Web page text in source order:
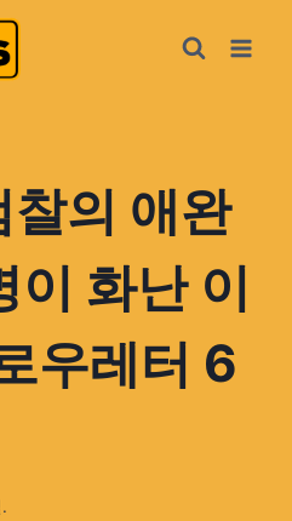
찰의 애완
이 화난 이
우레터 6